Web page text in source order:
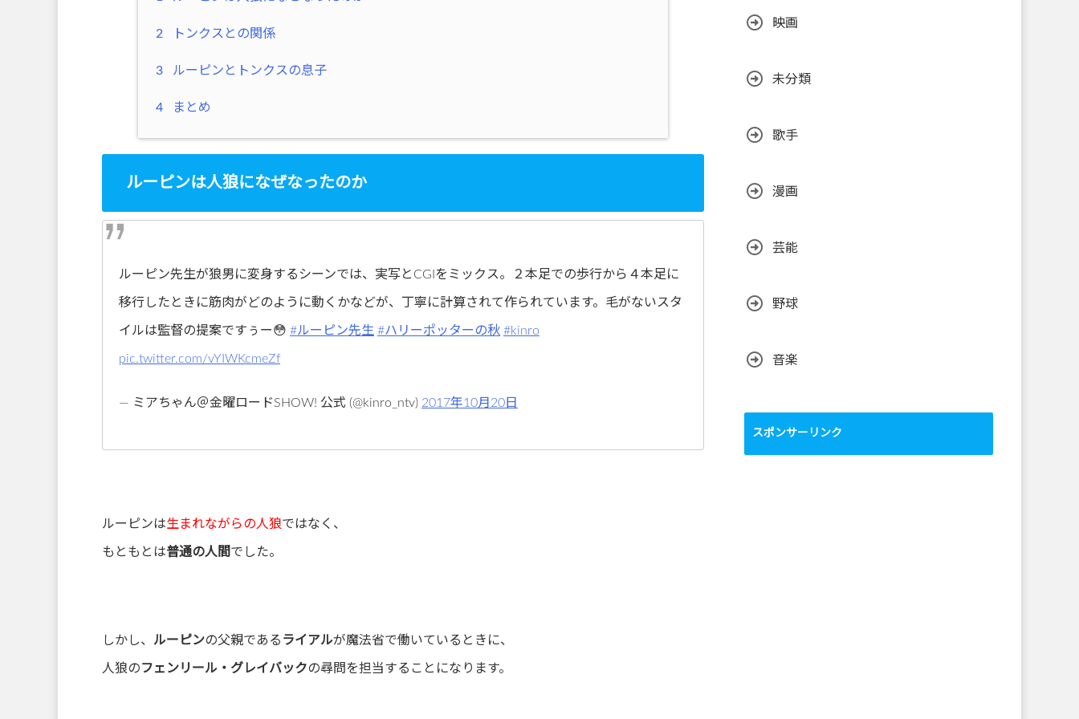
2 トンクスとの関係
3 ルーピンとトンクスの息子
4 まとめ
ルーピンは人狼になぜなったのか
ルーピン先生が狼男に変身するシーンでは、実写とCGIをミックス。２本足での歩行から４本足に
移行したときに筋肉がどのように動くかなどが、丁寧に計算されて作られています。毛がないスタ
イルは監督の提案ですぅー😳 #ルーピン先生 #ハリーポッターの秋 #kinro
pic.twitter.com/vYIWKcmeZf
— ミアちゃん＠金曜ロードSHOW! 公式 (@kinro_ntv) 2017年10月20日
ルーピンは生まれながらの人狼ではなく、
もともとは普通の人間でした。
しかし、 ルーピンの父親である ライアルが魔法省で働いているときに、
人狼のフェンリール・グレイバックの尋問を担当することになります。
映画
未分類
歌手
漫画
芸能
野球
音楽
スポンサーリンク